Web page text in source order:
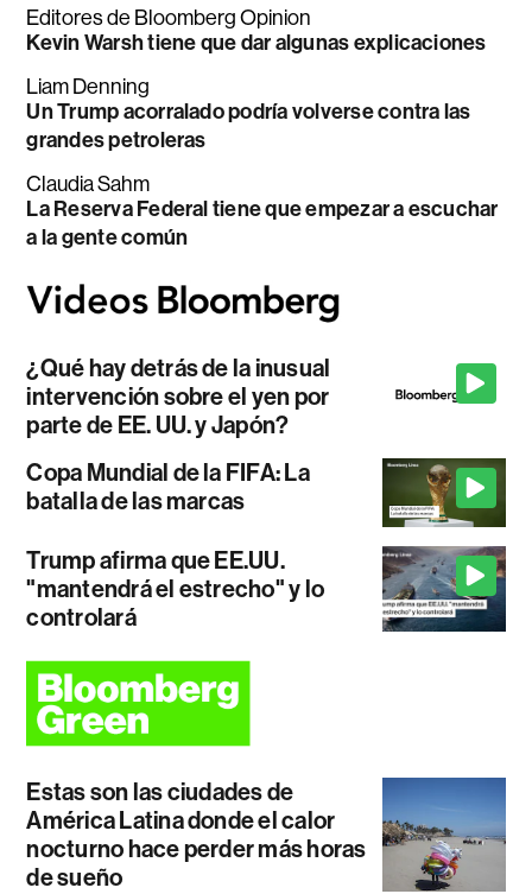
Editores de Bloomberg Opinion
Kevin Warsh tiene que dar algunas explicaciones
Liam Denning
Un Trump acorralado podría volverse contra las
grandes petroleras
Claudia Sahm
La Reserva Federal tiene que empezar a escuchar
a la gente común
¿Qué hay detrás de la inusual
intervención sobre el yen por
parte de EE. UU. y Japón?
Copa Mundial de la FIFA: La
batalla de las marcas
Trump afirma que EE.UU.
"mantendrá el estrecho" y lo
controlará
Estas son las ciudades de
América Latina donde el calor
nocturno hace perder más horas
de sueño